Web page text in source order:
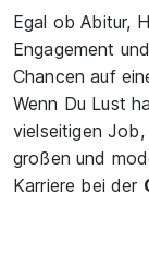
Egal ob Abitur,
Engagement
Chancen auf
Wenn Du Lust
vielseitigen
großen und
Karriere bei der